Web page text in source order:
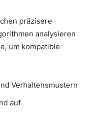
präzisere
analysieren
um kompatible
Verhaltensmustern
auf